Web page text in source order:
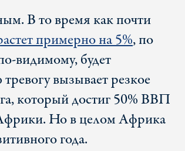
В то время как почти
примерно на 5%, по
видимому, будет
вызывает резкое
который достиг 50% ВВП
Но в целом Африка
года.